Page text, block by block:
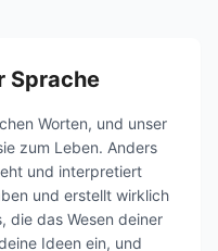
Sprache
Worten, und unser
zum Leben. Anders
und interpretiert
und erstellt wirklich
die das Wesen deiner
Ideen ein, und